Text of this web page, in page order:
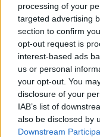
processing of your
targeted advertising
section to confirm
opt-out request is
interest-based ads
us or personal
your opt-out. You
disclosure of your
IAB’s list of
also be disclosed by
Downstream
tracheotomie e
protezione
ferite. È adatta
ospedalieri, così
Argomenti
metalline per
medicazione